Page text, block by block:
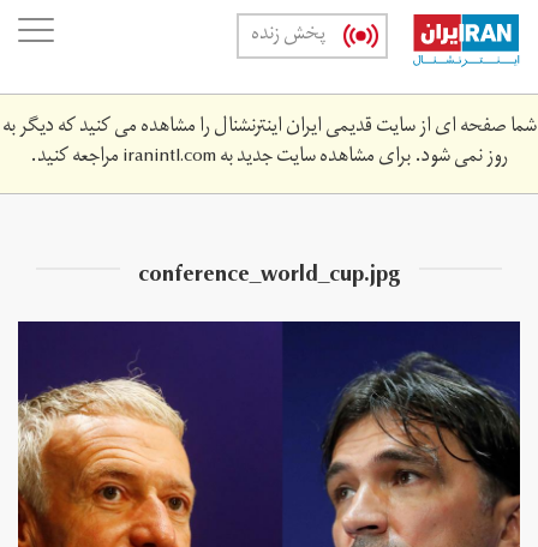
Skip
main
content
پخش زنده
شما صفحه ای از سایت قدیمی ایران اینترنشنال را مشاهده می کنید که دیگر به
روز نمی شود. برای مشاهده سایت جدید بهiranintl.comمراجعه کنید.
conference_world_cup.jpg